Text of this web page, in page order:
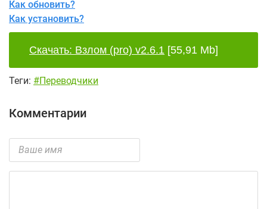
Как обновить?
Как установить?
Скачать: Взлом (pro) v2.6.1 [55,91 Mb]
Теги: #Переводчики
Комментарии